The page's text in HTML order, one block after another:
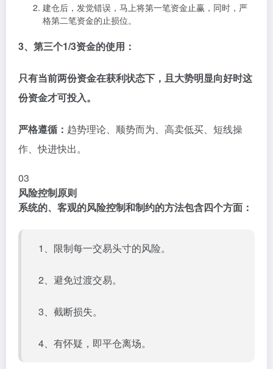
建仓后，发觉错误，马上将第一笔资金止赢，同时，严
格第二笔资金的止损位。
3、第三个1/3资金的使用：
只有当前两份资金在获利状态下，且大势明显向好时这
份资金才可投入。
严格遵循： 趋势理论、顺势而为、高卖低买、短线操
作、快进快出。
03
风险控制原则
系统的、客观的风险控制和制约的方法包含四个方面：
1、限制每一交易头寸的风险。
2、避免过渡交易。
3、截断损失。
4、有怀疑，即平仓离场。